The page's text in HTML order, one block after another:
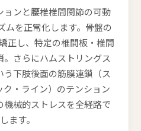
ンと腰椎椎間関節の可動
ムを正常化します。骨盤の
正し、特定の椎間板・椎間
さらにハムストリングス
下肢後面の筋膜連鎖（ス
・ライン）のテンション
械的ストレスを全経路で
ます。